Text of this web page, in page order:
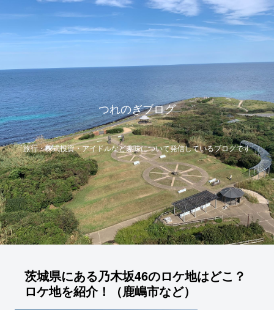
つれのぎブログ
旅行・株式投資・アイドルなど趣味について発信しているブログです
茨城県にある乃木坂46のロケ地はどこ？
ロケ地を紹介！（鹿嶋市など）